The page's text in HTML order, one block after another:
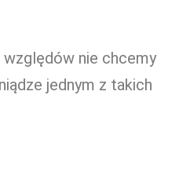
względów nie chcemy
jednym z takich